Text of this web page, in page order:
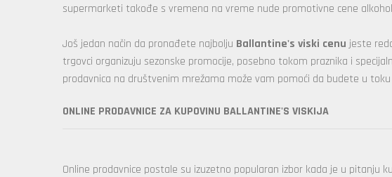
supermarketi takođe s vremena na vreme nude promotivne cene
Još jedan način da pronađete najbolju Ballantine's viski cenu jeste
trgovci organizuju sezonske promocije, posebno tokom praznika i
prodavnica na društvenim mrežama može vam pomoći da budete u
ONLINE PRODAVNICE ZA KUPOVINU BALLANTINE'S VISKIJA
Online prodavnice postale su izuzetno popularan izbor kada je u pitanju